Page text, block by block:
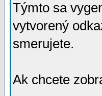
Týmto sa
vytvorený
smerujete.
Ak chcete